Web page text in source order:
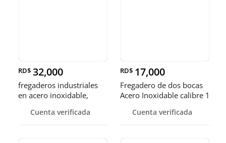
RD$ 32,000
fregaderos industriales
en acero inoxidable,
Cuenta verificada
RD$ 17,000
Fregadero de dos bocas
Acero Inoxidable calibre 1
Cuenta verificada